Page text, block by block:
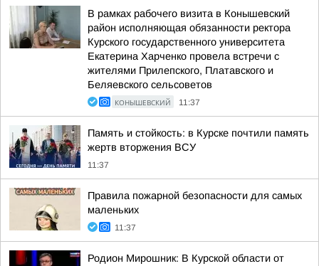
В рамках рабочего визита в Конышевский
район исполняющая обязанности ректора
Курского государственного университета
Екатерина Харченко провела встречи с
жителями Прилепского, Платавского и
Беляевского сельсоветов
КОНЫШЕВСКИЙ 11:37
Память и стойкость: в Курске почтили память
жертв вторжения ВСУ
11:37
Правила пожарной безопасности для самых
маленьких
11:37
Родион Мирошник: В Курской области от